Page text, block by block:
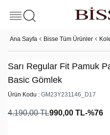
Ana Sayfa Bisse Tüm Ürünler
Sarı Regular Fit Pamuk
Basic Gömlek
Ürün Kodu : GM23Y231146_D17
4.190,00TL990,00 TL-%76